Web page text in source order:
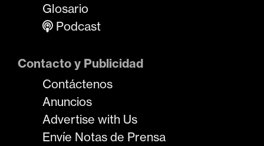
Glosario
Podcast
Contacto y Publicidad
Contáctenos
Anuncios
Advertise with Us
Envíe Notas de Prensa